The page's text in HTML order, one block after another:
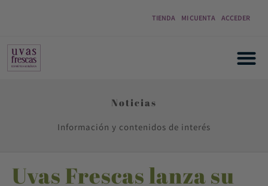
TIENDA MI CUENTA ACCEDER
Noticias
Información y contenidos de interés
Uvas Frescas lanza su